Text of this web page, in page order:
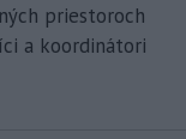
priestoroch
a koordinátori